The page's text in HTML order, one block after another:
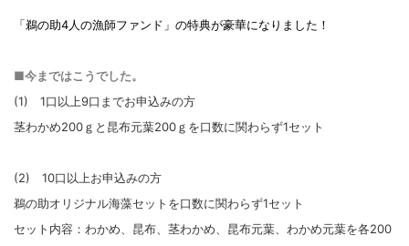
「鵜の助4人の漁師ファンド」の特典が豪華になりました！
■今まではこうでした。
(1) 1口以上9口までお申込みの方
茎わかめ200ｇと昆布元葉200ｇを口数に関わらず1セット
(2) 10口以上お申込みの方
鵜の助オリジナル海藻セットを口数に関わらず1セット
セット内容：わかめ、昆布、茎わかめ、昆布元葉、わかめ元葉を各200